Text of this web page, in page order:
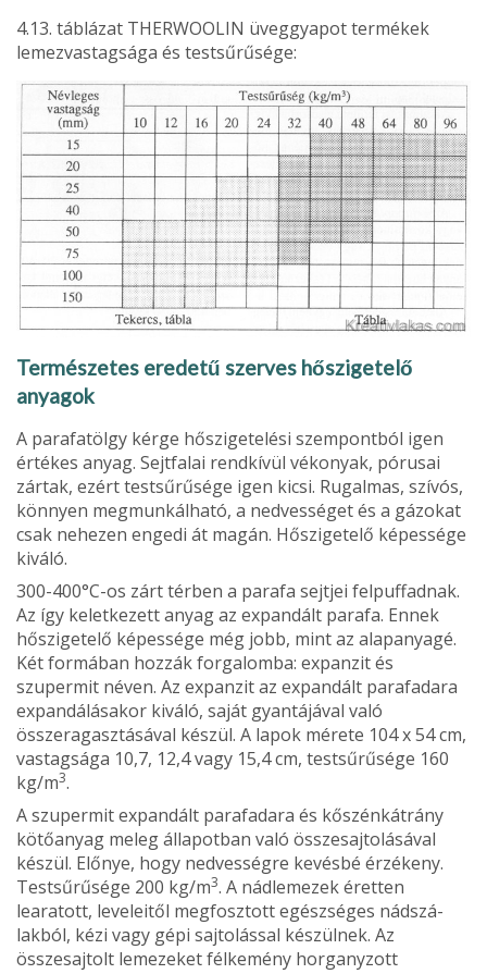
4.13. táblázat THERWOOLIN üveggyapot termékek
lemezvastagsága és testsűrűsége:
Természetes eredetű szerves hőszigetelő
anyagok
A parafatölgy kérge hőszigetelési szempontból igen
értékes anyag. Sejtfa­lai rendkívül vékonyak, pórusai
zártak, ezért testsűrűsége igen kicsi. Rugal­mas, szívós,
könnyen megmunkálható, a nedvességet és a gázokat
csak nehe­zen engedi át magán. Hőszigetelő ké­pessége
kiváló.
300-400°C-os zárt térben a parafa sejtjei felpuffadnak.
Az így keletkezett anyag az expandált parafa. Ennek
hőszigetelő képessége még jobb, mint az alapanyagé.
Két formában hozzák for­galomba: expanzit és
szupermit néven. Az expanzit az expandált parafadara
expandálásakor kiváló, saját gyantájá­val való
összeragasztásával készül. A lapok mérete 104 x 54 cm,
vastagsága 10,7, 12,4 vagy 15,4 cm, testsűrűsége 160
kg/m3.
A szupermit expandált parafadara és kőszénkátrány
kötőanyag meleg álla­potban való összesajtolásával
készül. Előnye, hogy nedvességre kevésbé ér­zékeny.
Testsűrűsége 200 kg/m3. A nádlemezek éretten
learatott, leve­leitől megfosztott egészséges nádszá­
lakból, kézi vagy gépi sajtolással ké­szülnek. Az
összesajtolt lemezeket fél­kemény horganyzott